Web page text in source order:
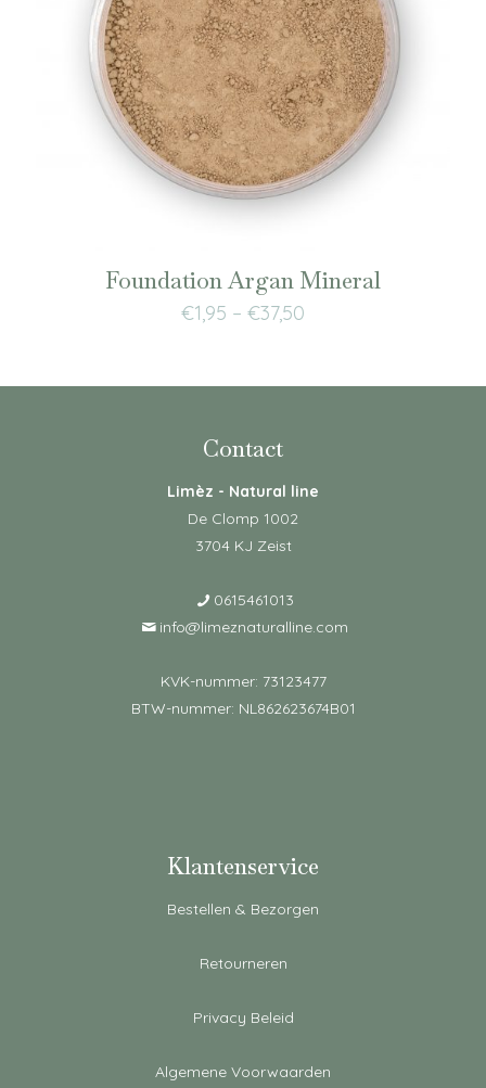
Foundation Argan Mineral
€1,95 – €37,50
Contact
Limèz - Natural line
De Clomp 1002
3704 KJ Zeist
0615461013
info@limeznaturalline.com
KVK-nummer: 73123477
BTW-nummer: NL862623674B01
Klantenservice
Bestellen & Bezorgen
Retourneren
Privacy Beleid
Algemene Voorwaarden